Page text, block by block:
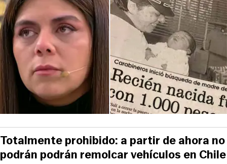
Totalmente prohibido: a partir de ahora no
podrán podrán remolcar vehículos en Chile